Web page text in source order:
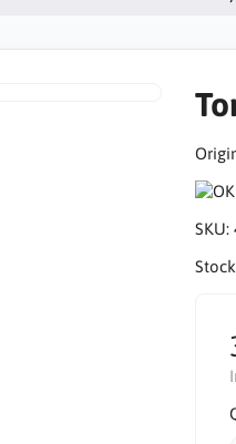
SKU: